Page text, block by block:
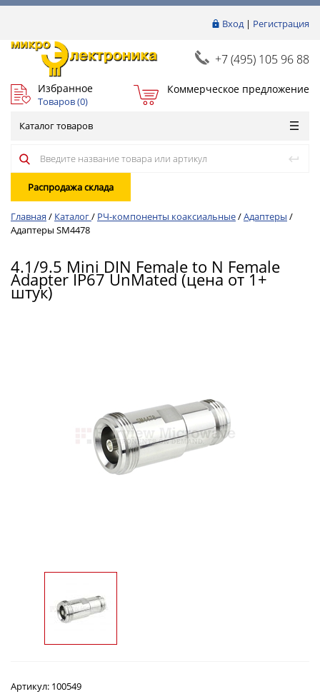
Вход| Регистрация
+7 (495) 105 96 88
Избранное
Товаров (0)
Коммерческое предложение
Каталог товаров
Распродажа склада
Главная / Каталог/ РЧ-компоненты коаксиальные/Адаптеры /
Адаптеры SM4478
4.1/9.5 Mini DIN Female to N Female
Adapter IP67 UnMated (цена от 1+
штук)
Артикул: 100549